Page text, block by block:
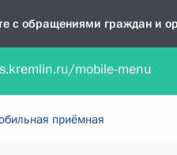
с обращениями граждан и
Обратиться в
приёмная
mobile-menu